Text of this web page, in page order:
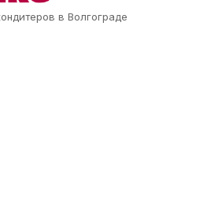
в Волгограде